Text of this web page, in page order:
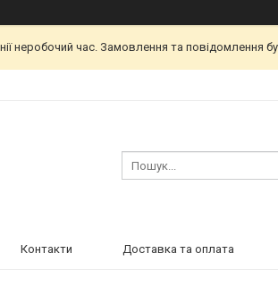
неробочий час. Замовлення та повідомлення
Контакти Доставка та оплата